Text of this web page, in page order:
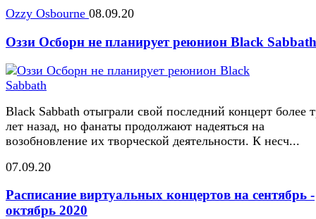
Ozzy Osbourne 08.09.20
Оззи Осборн не планирует реюнион Black Sabbath
Black Sabbath отыграли свой последний концерт более
лет назад, но фанаты продолжают надеяться на
возобновление их творческой деятельности. К несч...
07.09.20
Расписание виртуальных концертов на сентябрь -
октябрь 2020